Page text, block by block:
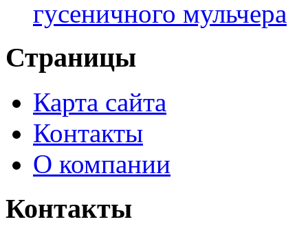
гусеничного мульчера
Страницы
Карта сайта
Контакты
О компании
Контакты